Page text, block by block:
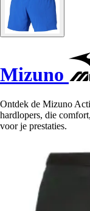
Mizuno
Ontdek de Mizuno
hardlopers, die
voor je prestaties.